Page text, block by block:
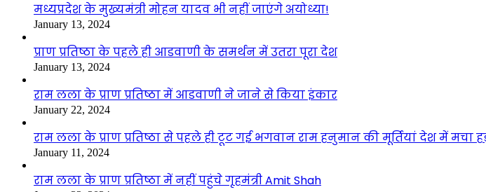
मध्यप्रदेश के मुख्यमंत्री मोहन यादव भी नहीं जाएंगे अयोध्या!
January 13, 2024
प्राण प्रतिष्ठा के पहले ही आडवाणी के समर्थन में उतरा पूरा देश
January 13, 2024
राम लला के प्राण प्रतिष्ठा में आडवाणी ने जाने से किया इंकार
January 22, 2024
राम लला के प्राण प्रतिष्ठा से पहले ही टूट गई भगवान राम हनुमान की मूर्तियां देश में मचा
January 11, 2024
राम लला के प्राण प्रतिष्ठा में नहीं पहुंचे गृहमंत्री Amit Shah